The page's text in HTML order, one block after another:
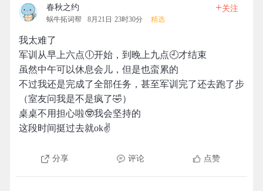
春秋之约
蜗牛拓词帮 8月21日 23时30分 精选
+关注
我太难了
军训从早上六点🕕开始，到晚上九点🕘才结束
虽然中午可以休息会儿，但是也蛮累的
不过我还是完成了全部任务，甚至军训完了还去跑了步
（室友问我是不是疯了🤣）
桌桌不用担心啦🤓我会坚持的
这段时间挺过去就ok✌
分享 评论 点赞